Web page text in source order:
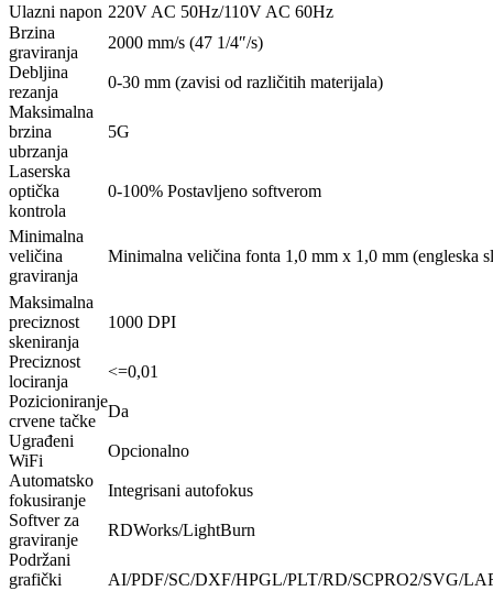
Ulazni napon 220V AC 50Hz/110V AC 60Hz
Brzina
graviranja
2000 mm/s (47 1/4″/s)
Debljina
rezanja
0-30 mm (zavisi od različitih materijala)
Maksimalna
brzina
ubrzanja
5G
Laserska
optička
kontrola
0-100% Postavljeno softverom
Minimalna
veličina
graviranja
Minimalna veličina fonta 1,0 mm x 1,0 mm (engleska
Maksimalna
preciznost
skeniranja
1000 DPI
Preciznost
lociranja
<=0,01
Pozicioniranje
crvene tačke
Da
Ugrađeni
WiFi
Opcionalno
Automatsko
fokusiranje
Integrisani autofokus
Softver za
graviranje
RDWorks/LightBurn
Podržani
grafički
AI/PDF/SC/DXF/HPGL/PLT/RD/SCPRO2/SVG/